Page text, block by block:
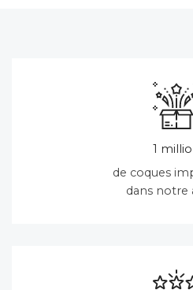
1
de coques
dans notre